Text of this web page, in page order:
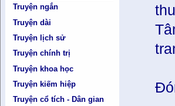
Truyện ngắn
Truyện dài
Truyện lịch sử
Truyện chính trị
Truyện khoa học
Truyện kiếm hiệp
Truyện cổ tích - Dân gian